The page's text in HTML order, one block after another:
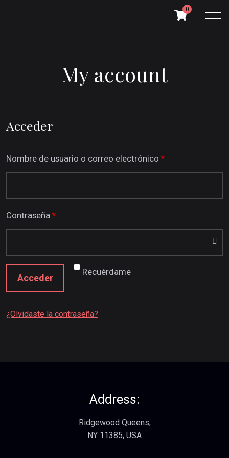
0
My account
Acceder
Nombre de usuario o correo electrónico *
Contraseña *
Recuérdame
Acceder
¿Olvidaste la contraseña?
Address:
Ridgewood Queens,
NY 11385, USA